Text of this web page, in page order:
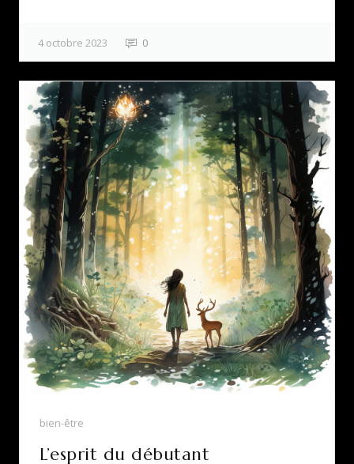
4 octobre 2023 0
bien-être
L’esprit du débutant